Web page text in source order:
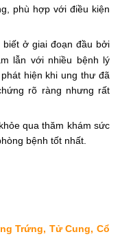
phù hợp với điều kiện
ở giai đoạn đầu bởi
lẫn với nhiều bệnh lý
hiện khi ung thư đã
rõ ràng nhưng rất
qua thăm khám sức
bệnh tốt nhất.
Trứng, Tử Cung, Cổ